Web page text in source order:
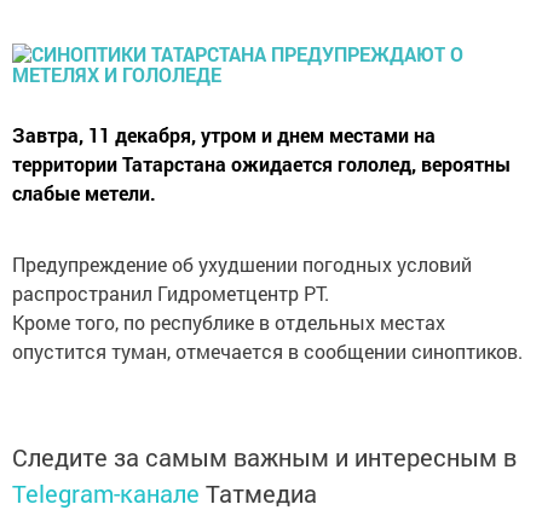
Завтра, 11 декабря, утром и днем местами на
территории Татарстана ожидается гололед, вероятны
слабые метели.
Предупреждение об ухудшении погодных условий
распространил Гидрометцентр РТ.
Кроме того, по республике в отдельных местах
опустится туман, отмечается в сообщении синоптиков.
Следите за самым важным и интересным в
Telegram-канале Татмедиа